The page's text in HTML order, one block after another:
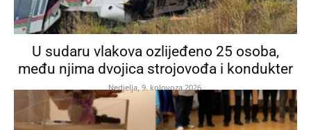
U sudaru vlakova ozlijeđeno 25 osoba,
među njima dvojica strojovođa i kondukter
Nedjelja, 9. kolovoza 2026.